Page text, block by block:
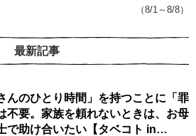
（8/1～8/8）
最新記事
んのひとり時間」を持つことに「罪
不要。家族を頼れないときは、お母
で助け合いたい【タベコト in